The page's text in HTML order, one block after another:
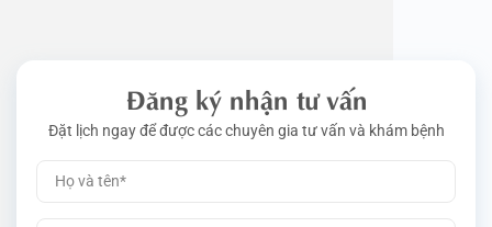
Đăng ký nhận tư vấn
Đặt lịch ngay để được các chuyên gia tư vấn và khám bệnh